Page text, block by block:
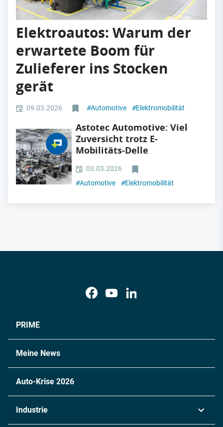
Elektroautos: Warum der
erwartete Boom für
Zulieferer ins Stocken
gerät
09.03.2026 #Automotive #Elektromobilität
Astotec Automotive: Viel
Zuversicht trotz E-
Mobilitäts-Delle
03.03.2026
#Automotive #Elektromobilität
PRIME
Meine News
Auto-Krise 2026
Industrie